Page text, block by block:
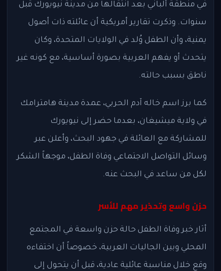
في منطقة ألباني بعد انتقالها من مدينة نيويورك قبل
سنوات. وذكرت تقارير أمريكية أن عائلته ذات أصول
يمنية، وأن الطفل وُلد في الولايات المتحدة، وكان
يتحدث أو يفهم العربية بصورة أساسية، مع كونه غير
ناطق بسبب حالته.
كما برز اسم خاله آدم الحربي، عمدة مدينة هامترامك
في ولاية ميشيغان، بعدما حضر إلى نيويورك
للمشاركة مع العائلة في جهود البحث، وأعلن عبر
وسائل التواصل الاجتماعي وفاة الطفل، موجهاً الشكر
لكل من ساعد في البحث عنه.
حزن واسع وتحذير مهم للأسر
أثار خبر وفاة الطفل حالة حزن واسعة في المجتمع
المحلي وبين الجاليات العربية، خصوصاً أن اختفاءه
وقع خلال مناسبة عائلية عادية، قبل أن يتحول إلى